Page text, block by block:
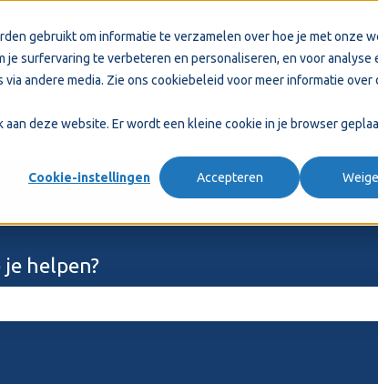
gebruikt om informatie te verzamelen over hoe je met onze
surfervaring te verbeteren en personaliseren, en voor analyse
andere media. Zie ons cookiebeleid voor meer informatie over
deze website. Er wordt een kleine cookie in je browser
Cookie-instellingen Accepteren
helpen?